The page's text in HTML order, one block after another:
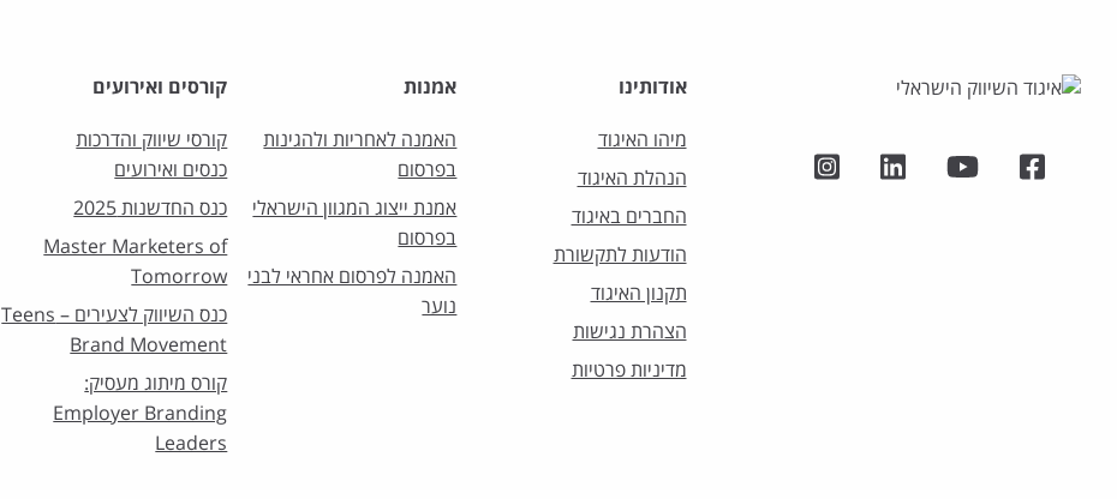
אודותינו
מיהו האיגוד
הנהלת האיגוד
החברים באיגוד
הודעות לתקשורת
תקנון האיגוד
הצהרת נגישות
מדיניות פרטיות
אמנות
האמנה לאחריות ולהגינות
בפרסום
אמנת ייצוג המגוון הישראלי
בפרסום
האמנה לפרסום אחראי לבני
נוער
קורסים ואירועים
קורסי שיווק והדרכות
כנסים ואירועים
כנס החדשנות 2025
Master Marketers of
Tomorrow
כנס השיווק לצעירים – Teens
Brand Movement
קורס מיתוג מעסיק:
Employer Branding
Leaders